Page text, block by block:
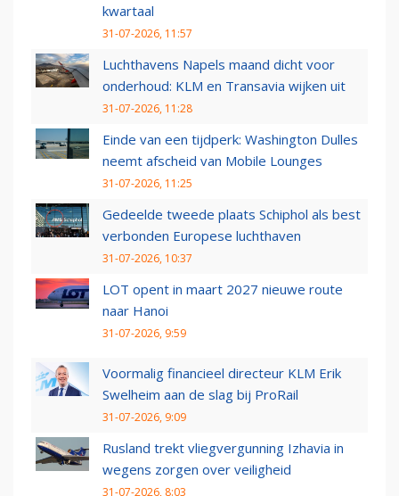
kwartaal
31-07-2026, 11:57
Luchthavens Napels maand dicht voor
onderhoud: KLM en Transavia wijken uit
31-07-2026, 11:28
Einde van een tijdperk: Washington Dulles
neemt afscheid van Mobile Lounges
31-07-2026, 11:25
Gedeelde tweede plaats Schiphol als best
verbonden Europese luchthaven
31-07-2026, 10:37
LOT opent in maart 2027 nieuwe route
naar Hanoi
31-07-2026, 9:59
Voormalig financieel directeur KLM Erik
Swelheim aan de slag bij ProRail
31-07-2026, 9:09
Rusland trekt vliegvergunning Izhavia in
wegens zorgen over veiligheid
31-07-2026, 8:03